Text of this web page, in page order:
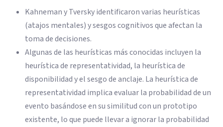
Kahneman y Tversky identificaron varias heurísticas
(atajos mentales) y sesgos cognitivos que afectan la
toma de decisiones.
Algunas de las heurísticas más conocidas incluyen la
heurística de representatividad, la heurística de
disponibilidad y el sesgo de anclaje. La heurística de
representatividad implica evaluar la probabilidad de un
evento basándose en su similitud con un prototipo
existente, lo que puede llevar a ignorar la probabilidad